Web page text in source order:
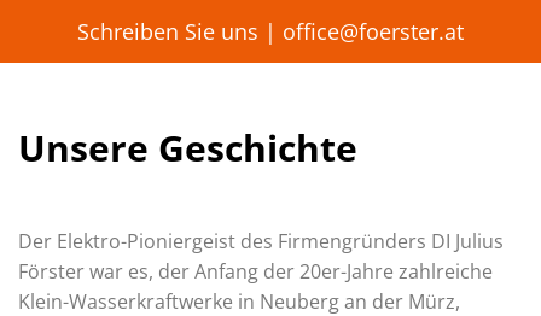
Schreiben Sie uns | office@foerster.at
Unsere Geschichte
Der Elektro-Pioniergeist des Firmengründers DI Julius
Förster war es, der Anfang der 20er-Jahre zahlreiche
Klein-Wasserkraftwerke in Neuberg an der Mürz,